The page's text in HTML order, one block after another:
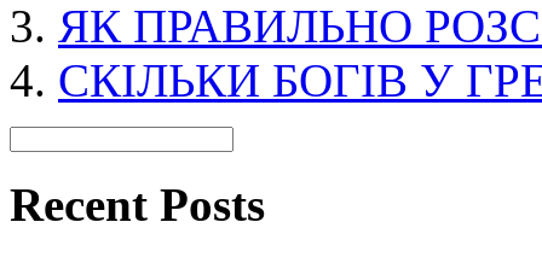
ЯК ПРАВИЛЬНО
СКІЛЬКИ БОГІВ У
Recent Posts